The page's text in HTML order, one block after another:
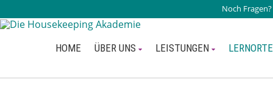
Noch
HOME ÜBER UNS LEISTUNGEN LERNORTE